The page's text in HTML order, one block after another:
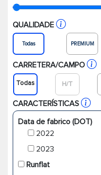
QUALIDADE
Todas PREMIUM
CARRETERA/CAMPO
Todas H/T
CARACTERÍSTICAS
Data de fabrico (DOT)
2022
2023
Runflat